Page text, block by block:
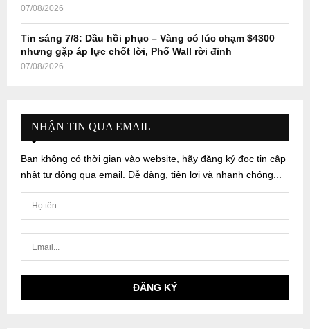
07/08/2026
Tin sáng 7/8: Dầu hồi phục – Vàng có lúc chạm $4300
nhưng gặp áp lực chốt lời, Phố Wall rời đỉnh
07/08/2026
NHẬN TIN QUA EMAIL
Bạn không có thời gian vào website, hãy đăng ký đọc tin cập
nhật tự động qua email. Dễ dàng, tiện lợi và nhanh chóng...